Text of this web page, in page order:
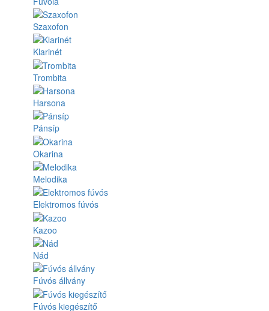
Szaxofon
Klarinét
Trombita
Harsona
Pánsíp
Okarina
Melodika
Elektromos fúvós
Kazoo
Nád
Fúvós állvány
Fúvós kiegészítő